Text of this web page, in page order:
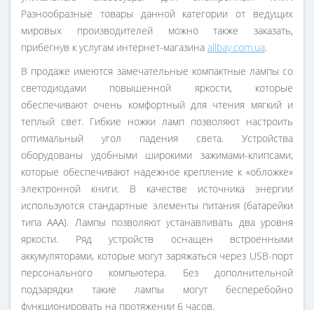
Разнообразные товары данной категории от ведущих
мировых производителей можно также заказать,
прибегнув к услугам интернет-магазина allbay.com.ua.
В продаже имеются замечательные компактные лампы со
светодиодами повышенной яркости, которые
обеспечивают очень комфортный для чтения мягкий и
теплый свет. Гибкие ножки ламп позволяют настроить
оптимальный угол падения света. Устройства
оборудованы удобными широкими зажимами-клипсами,
которые обеспечивают надежное крепление к «обложке»
электронной книги. В качестве источника энергии
используются стандартные элементы питания (батарейки
типа ААА). Лампы позволяют устанавливать два уровня
яркости. Ряд устройств оснащен встроенными
аккумуляторами, которые могут заряжаться через USB-порт
персонального компьютера. Без дополнительной
подзарядки такие лампы могут бесперебойно
функционировать на протяжении 6 часов.